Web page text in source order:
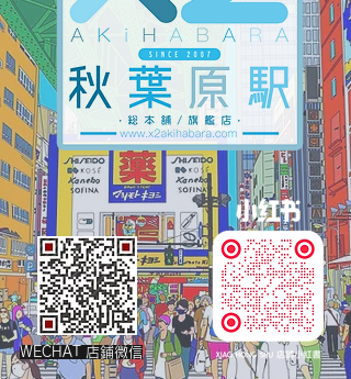
WECHAT 店鋪微信